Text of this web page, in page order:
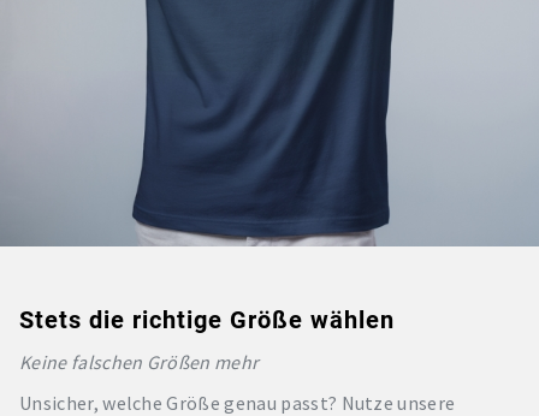
Stets die richtige Größe wählen
Keine falschen Größen mehr
Unsicher, welche Größe genau passt? Nutze unsere